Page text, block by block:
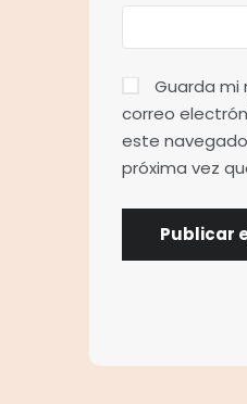
Guarda mi
correo
este
próxima vez